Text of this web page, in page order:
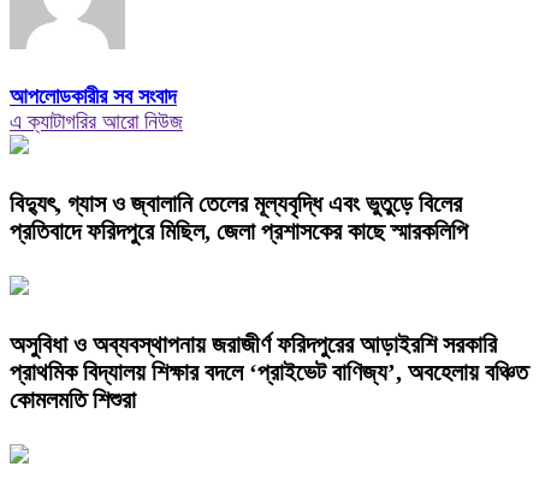
আপলোডকারীর সব সংবাদ
এ ক্যাটাগরির আরো নিউজ
বিদ্যুৎ, গ্যাস ও জ্বালানি তেলের মূল্যবৃদ্ধি এবং ভুতুড়ে বিলের
প্রতিবাদে ফরিদপুরে মিছিল, জেলা প্রশাসকের কাছে স্মারকলিপি
অসুবিধা ও অব্যবস্থাপনায় জরাজীর্ণ ফরিদপুরের আড়াইরশি সরকারি
প্রাথমিক বিদ্যালয় শিক্ষার বদলে ‘প্রাইভেট বাণিজ্য’, অবহেলায় বঞ্চিত
কোমলমতি শিশুরা